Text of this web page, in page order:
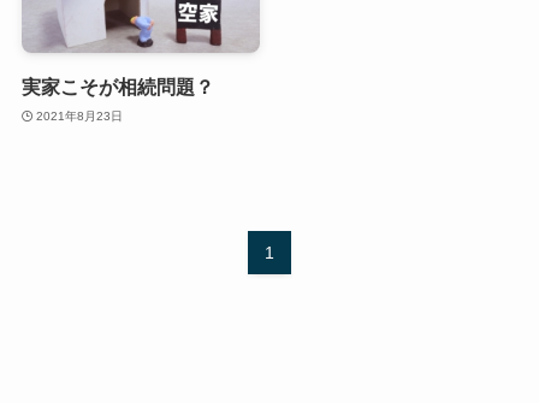
実家こそが相続問題？
2021年8月23日
1